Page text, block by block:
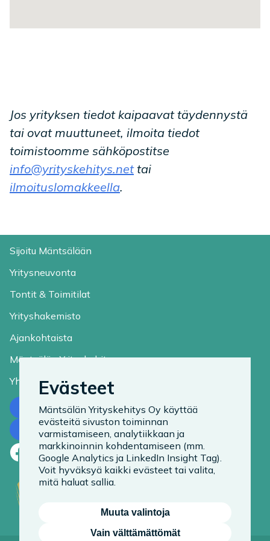
Jos yrityksen tiedot kaipaavat täydennystä
tai ovat muuttuneet, ilmoita tiedot
toimistoomme sähköpostitse
info@yrityskehitys.nettai
ilmoituslomakkeella.
Sijoitu Mäntsälään
Yritysneuvonta
Tontit & Toimitilat
Yrityshakemisto
Ajankohtaista
Mäntsälän Yrityskehitys
Yhteystiedot
Ota yhteyttä
Tilaa uutiskirje
Facebook
LinkedIn
Instagram
Evästeet
Mäntsälän Yrityskehitys Oy käyttää
evästeitä sivuston toiminnan
varmistamiseen, analytiikkaan ja
markkinoinnin kohdentamiseen (mm.
Google Analytics ja LinkedIn Insight Tag).
Voit hyväksyä kaikki evästeet tai valita,
mitä haluat sallia.
Muuta valintoja
Vain välttämättömät